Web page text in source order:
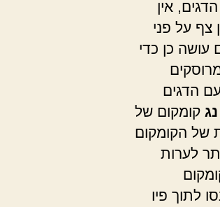
אין
צף על פני
עושה כן כדי
הדגים
נג קומקום של
של הקומקום
לערות
לתוך פיו